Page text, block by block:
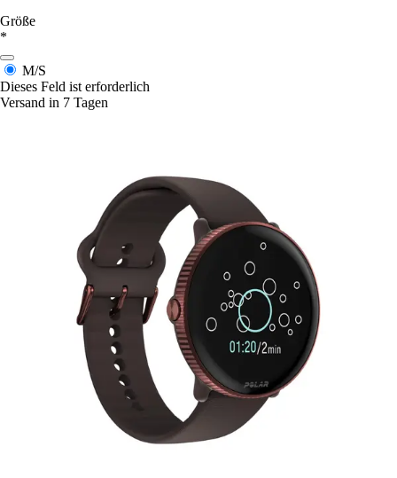
Größe
*
M/S
Dieses Feld ist erforderlich
Versand in 7 Tagen